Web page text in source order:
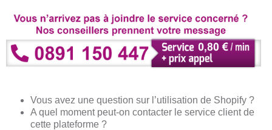
Vous avez une question sur l’utilisation de Shopify ?
A quel moment peut-on contacter le service client de
cette plateforme ?